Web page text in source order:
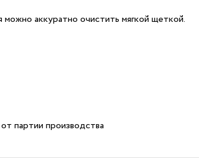
можно аккуратно очистить мягкой щеткой.
партии производства